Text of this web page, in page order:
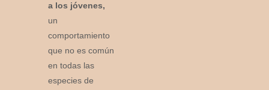
a los jóvenes,
un
comportamiento
que no es común
en todas las
especies de